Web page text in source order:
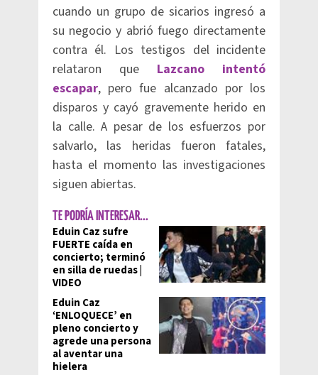
cuando un grupo de sicarios ingresó a
su negocio y abrió fuego directamente
contra él. Los testigos del incidente
relataron que Lazcano intentó
escapar, pero fue alcanzado por los
disparos y cayó gravemente herido en
la calle. A pesar de los esfuerzos por
salvarlo, las heridas fueron fatales,
hasta el momento las investigaciones
siguen abiertas.
TE PODRÍA INTERESAR...
Eduin Caz sufre
FUERTE caída en
concierto; terminó
en silla de ruedas |
VIDEO
Eduin Caz
‘ENLOQUECE’ en
pleno concierto y
agrede una persona
al aventar una
hielera